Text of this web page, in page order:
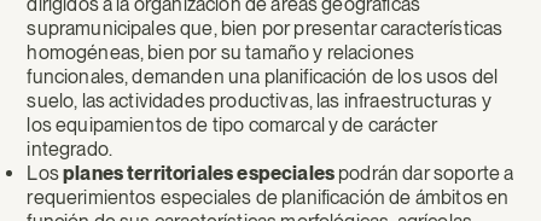
supramunicipales que, bien por presentar características
homogéneas, bien por su tamaño y relaciones
funcionales, demanden una planificación de los usos del
suelo, las actividades productivas, las infraestructuras y
los equipamientos de tipo comarcal y de carácter
integrado.
Losplanes territoriales especiales podrán dar soporte a
requerimientos especiales de planificación de ámbitos en